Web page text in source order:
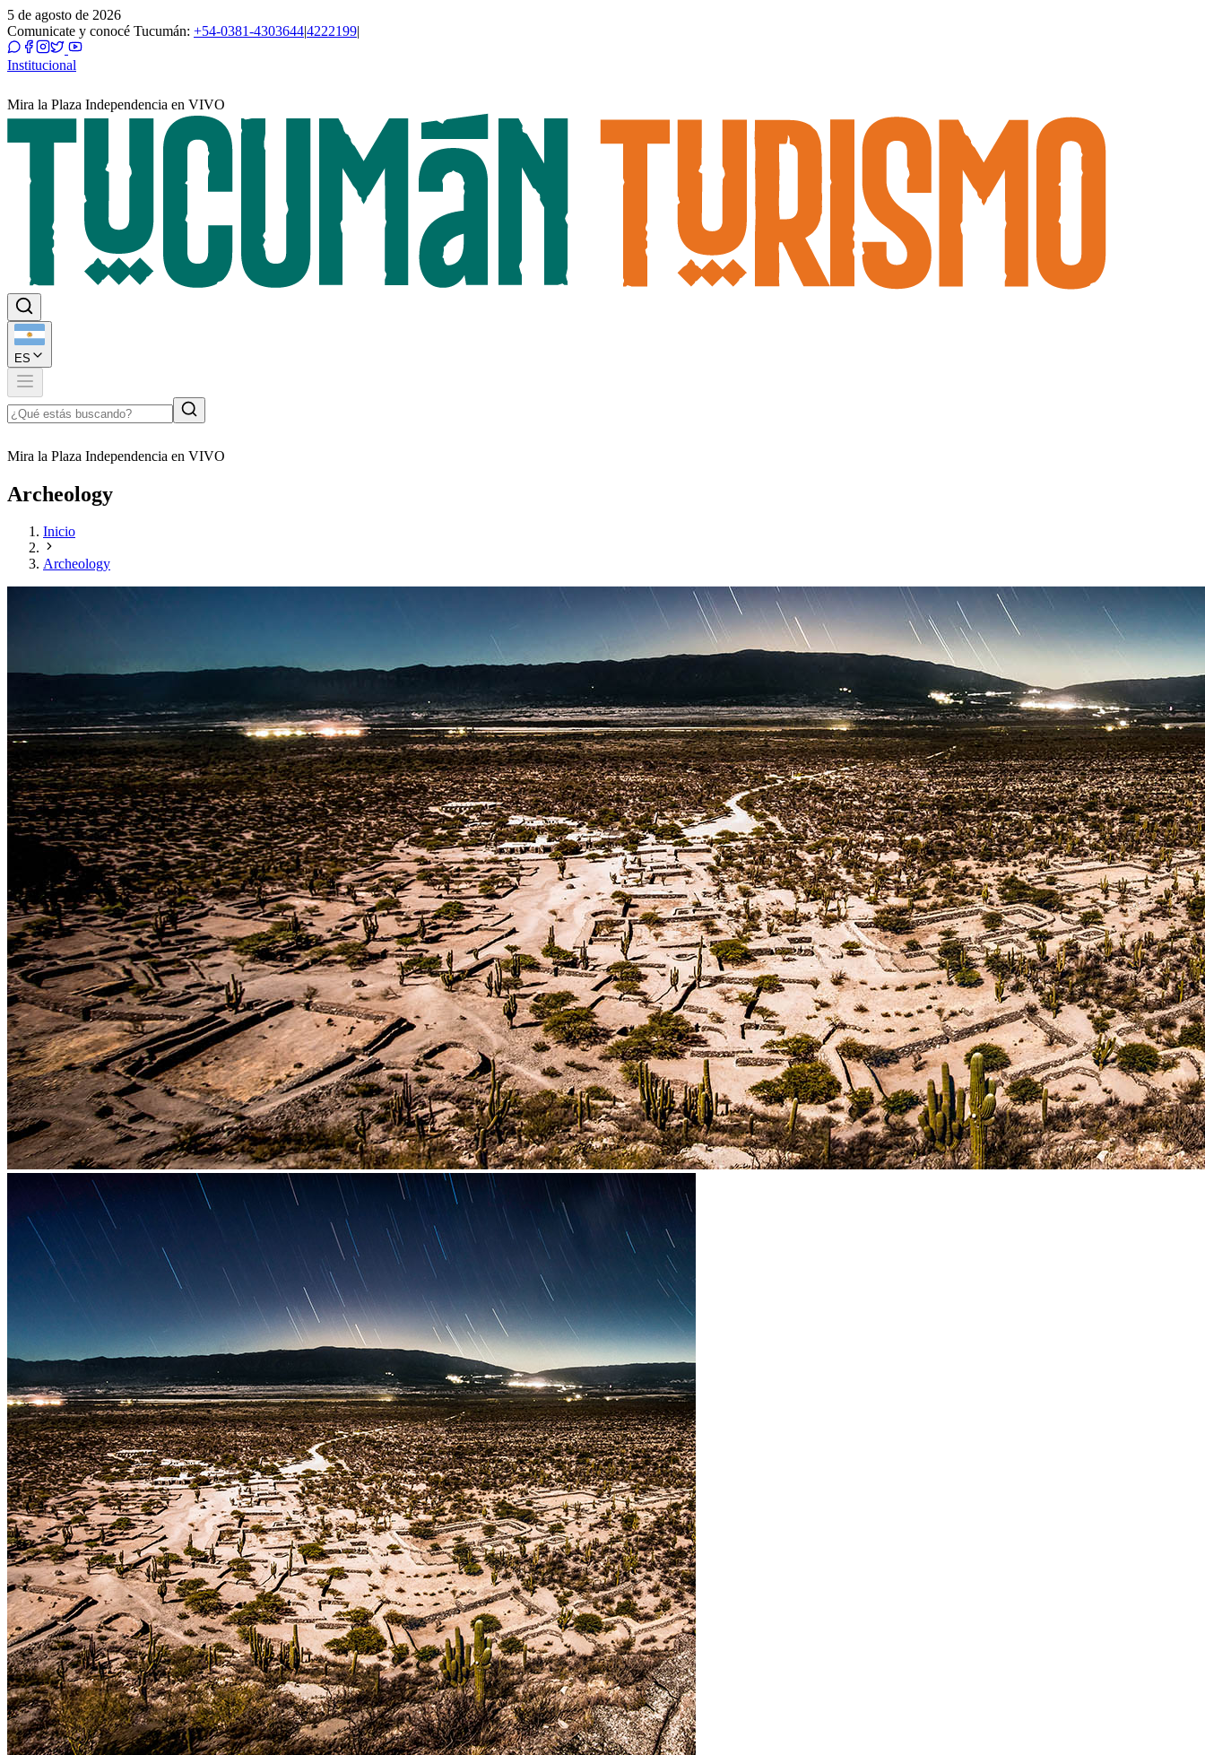
5 de agosto de 2026
Comunicate y conocé Tucumán: +54-0381-4303644|4222199|
Institucional
Mira la Plaza Independencia en VIVO
ES
Mira la Plaza Independencia en VIVO
Archeology
Inicio
Archeology